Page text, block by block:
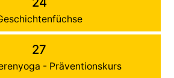
27
- Präventionskurs